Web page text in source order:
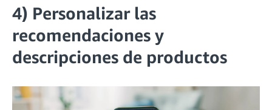
4) Personalizar las
recomendaciones y
descripciones de productos